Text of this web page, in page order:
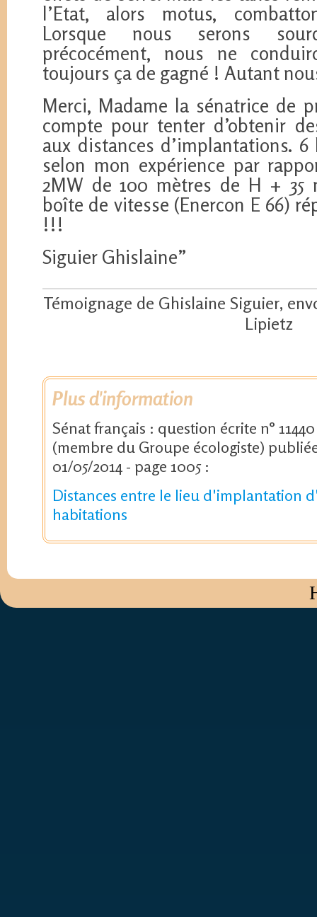
l’Etat, alors motus,
Lorsque nous serons
précocément, nous ne
toujours ça de gagné ! Autant
Merci, Madame la sénatrice de
compte pour tenter d’obtenir
aux distances d’implantations.
selon mon expérience par
2MW de 100 mètres de H + 35
boîte de vitesse (Enercon E 66)
!!!
Siguier Ghislaine”
Témoignage de Ghislaine Siguier,
Lipietz
Plus d'information
Sénat français : question écrite n°
(membre du Groupe écologiste)
01/05/2014 - page 1005 :
Distances entre le lieu d'implantation
habitations